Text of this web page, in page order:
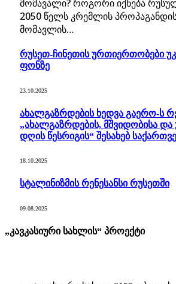
მომავალი? როგორი იქნება
2050 წელს კრემლის
მომავლის…
რუსეთ-ჩინეთის ურთიერთობები
ფონზე
23.10.2025
ახალგაზრდების ხედვა გაერო-ს
„ახალგაზრდების, მშვიდობისა
დღის წესრიგის“ შესახებ
18.10.2025
სტალინიზმის რენესანსი რუსეთში
09.08.2025
„კავკასიური სახლის“ პროექტი